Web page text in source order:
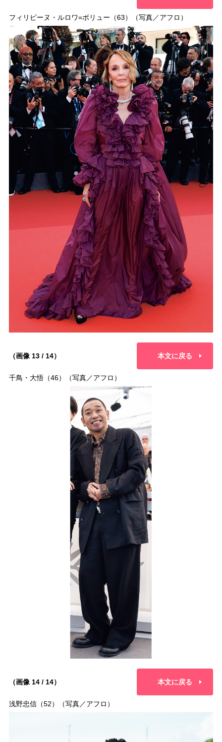
フィリピーヌ・ルロワ=ボリュー（63）（写真／アフロ）
（画像 13 / 14） 本文に戻る
千鳥・大悟（46）（写真／アフロ）
（画像 14 / 14） 本文に戻る
浅野忠信（52）（写真／アフロ）